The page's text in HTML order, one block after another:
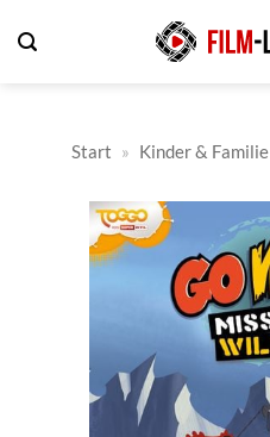
Inhalt
Start » Kinder & Familie